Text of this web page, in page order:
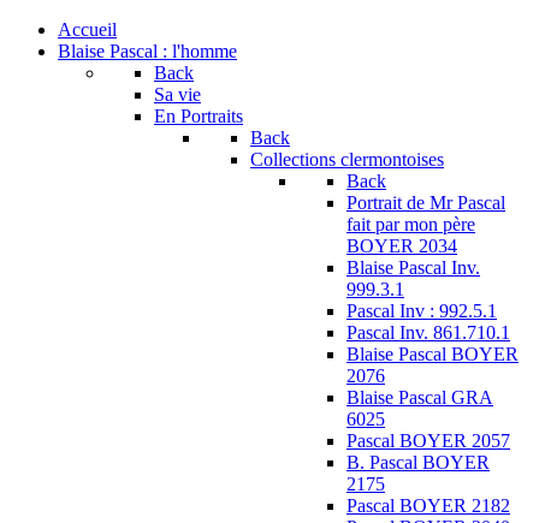
Accueil
Blaise Pascal : l'homme
Back
Sa vie
En Portraits
Back
Collections clermontoises
Back
Portrait de Mr Pascal
fait par mon père
BOYER 2034
Blaise Pascal Inv.
999.3.1
Pascal Inv : 992.5.1
Pascal Inv. 861.710.1
Blaise Pascal BOYER
2076
Blaise Pascal GRA
6025
Pascal BOYER 2057
B. Pascal BOYER
2175
Pascal BOYER 2182